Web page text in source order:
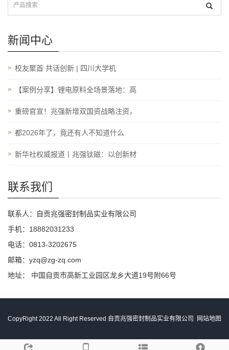
新闻中心
校友聚首 共话创新 | 四川大学机
【案例分享】锂电原料全场景落地：高
重磅官宣！兆强新增双国资战略注资，
都2026年了，竟还有人不知道什么
新华社权威报道丨兆强钛磁：以创新材
联系我们
联系人：自贡兆强密封制品实业有限公司
手机：18882031233
电话：0813-3202675
邮箱：yzq@zg-zq.com
地址： 中国自贡市高新工业园区龙乡大道19号附66号
CopyRight 2022 All Right Reserved 自贡兆强密封制品实业有限公司 网站地图